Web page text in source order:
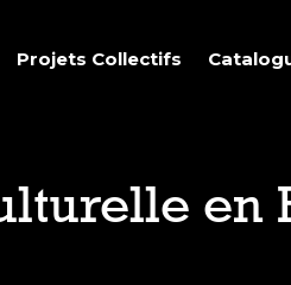
Projets Collectifs
en